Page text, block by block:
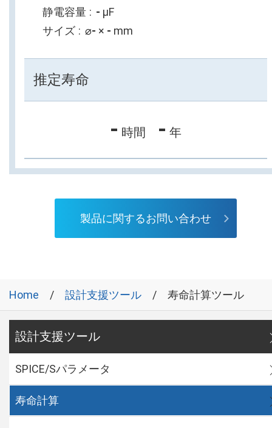
静電容量
- µF
サイズ
⌀- × - mm
推定寿命
- 時間 - 年
製品に関するお問い合わせ
Home 設計支援ツール 寿命計算ツール
設計支援ツール
SPICE/Sパラメータ
寿命計算